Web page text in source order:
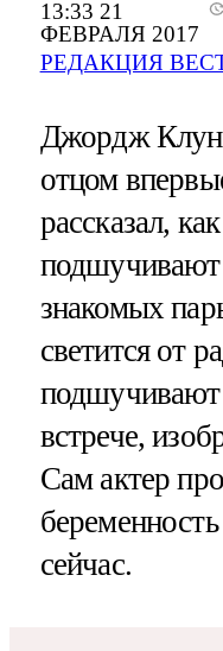
13:33 21
ФЕВРАЛЯ 2017
РЕДАКЦИЯ
Джордж
отцом
рассказал,
знакомых
светится от
встрече,
Сам актер
сейчас.